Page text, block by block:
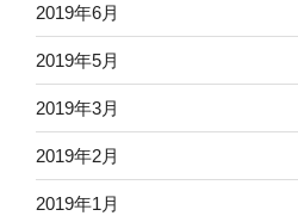
2019年6月
2019年5月
2019年3月
2019年2月
2019年1月